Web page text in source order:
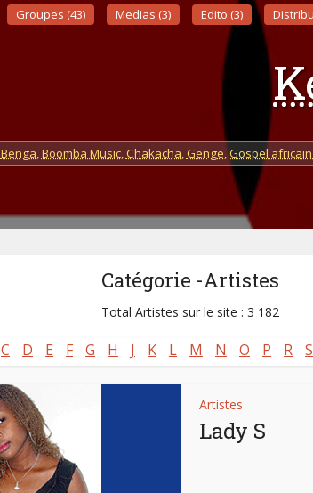
Groupes (43)
Medias (3) Edito (3)
Benga,Boomba Music,Chakacha,Genge,Gospel
Catégorie -Artistes
Total Artistes sur le site : 3 182
C D E F G H J K L M N O P R S
Artistes
Lady S